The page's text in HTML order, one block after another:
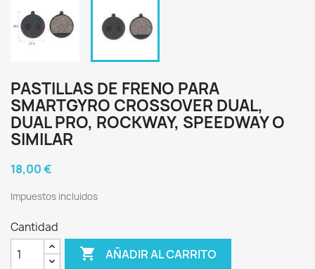
PASTILLAS DE FRENO PARA
SMARTGYRO CROSSOVER DUAL,
DUAL PRO, ROCKWAY, SPEEDWAY O
SIMILAR
18,00 €
Impuestos incluidos
Cantidad
 AÑADIR AL CARRITO